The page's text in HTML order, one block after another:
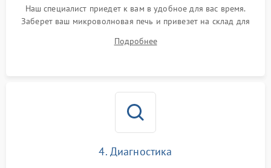
Наш специалист приедет к вам в удобное для вас время.
Заберет ваш микроволновая печь и привезет на склад для
Подробнее
4. Диагностика